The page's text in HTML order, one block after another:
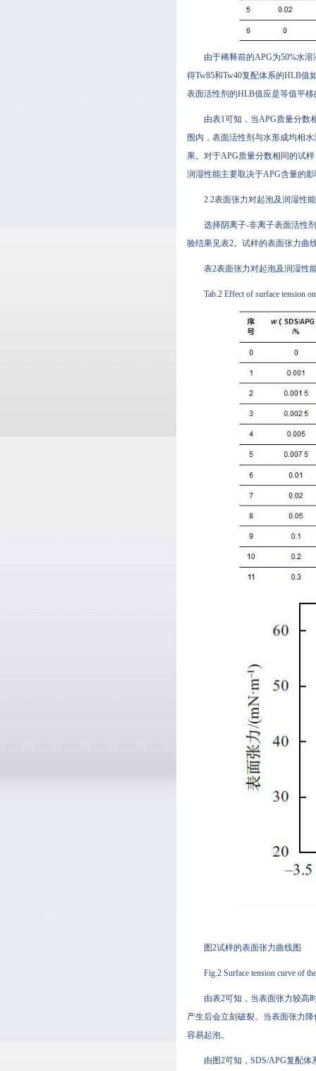
由于稀释前的APG为50%水溶液
得Tw85和Tw40复配体系的HLB值如表
表面活性剂的HLB值应是等值平移的
由表1可知，当APG质量分数
围内，表面活性剂与水形成均相
果。对于APG质量分数相同的试样
润湿性能主要取决于APG含量的影响
2.2表面张力对起泡及润湿性
选择阴离子-非离子表面活性剂
验结果见表2。试样的表面张力曲线
表2表面张力对起泡及润湿性
Tab.2 Effect of surface tension
图2试样的表面张力曲线图
Fig.2 Surface tension curve of
由表2可知，当表面张力较高
产生后会立刻破裂。当表面张力
容易起泡。
由图2可知，SDS/APG复